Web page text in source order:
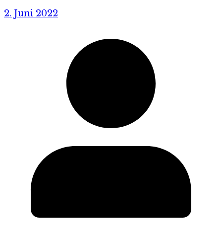
2. Juni 2022